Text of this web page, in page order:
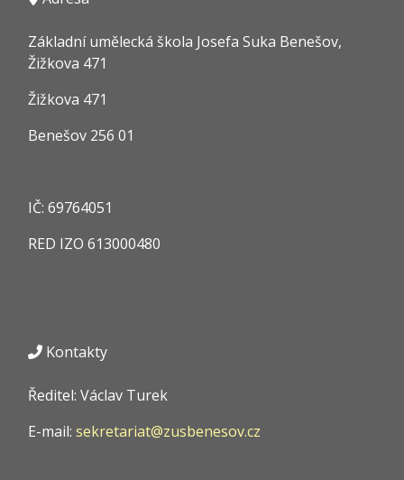
Základní umělecká škola Josefa Suka Benešov,
Žižkova 471
Žižkova 471
Benešov 256 01
IČ: 69764051
RED IZO 613000480
Kontakty
Ředitel: Václav Turek
E-mail: sekretariat@zusbenesov.cz